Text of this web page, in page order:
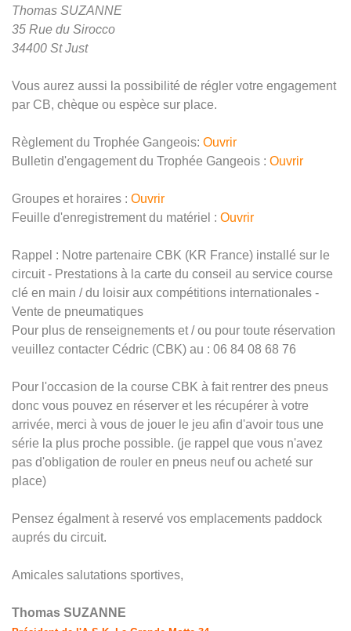
Thomas SUZANNE
35 Rue du Sirocco
34400 St Just
Vous aurez aussi la possibilité de régler votre engagement
par CB, chèque ou espèce sur place.
Règlement du Trophée Gangeois: Ouvrir
Bulletin d'engagement du Trophée Gangeois : Ouvrir
Groupes et horaires : Ouvrir
Feuille d'enregistrement du matériel : Ouvrir
Rappel : Notre partenaire CBK (KR France) installé sur le
circuit - Prestations à la carte du conseil au service course
clé en main / du loisir aux compétitions internationales -
Vente de pneumatiques
Pour plus de renseignements et / ou pour toute réservation
veuillez contacter Cédric (CBK) au : 06 84 08 68 76
Pour l'occasion de la course CBK à fait rentrer des pneus
donc vous pouvez en réserver et les récupérer à votre
arrivée, merci à vous de jouer le jeu afin d'avoir tous une
série la plus proche possible. (je rappel que vous n'avez
pas d'obligation de rouler en pneus neuf ou acheté sur
place)
Pensez égalment à reservé vos emplacements paddock
auprés du circuit.
Amicales salutations sportives,
Thomas SUZANNE